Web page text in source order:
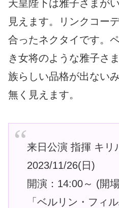
天皇陛下は雅子さまが
見えます。リンクコー
合ったネクタイです。
き女将のような雅子さ
族らしい品格が出ない
無く見えます。
来日公演 指揮 キリ
2023/11/26(日)
開演：14:00～ (開
「ベルリン・フィ